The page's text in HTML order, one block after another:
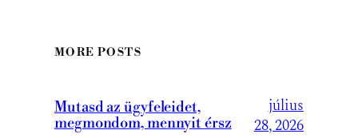
MORE POSTS
Mutasd az ügyfeleidet,
megmondom, mennyit érsz
július
28, 2026